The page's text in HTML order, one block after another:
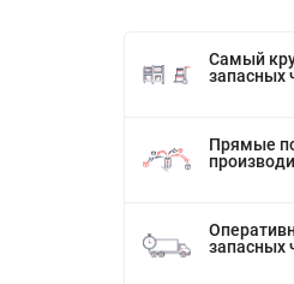
Самый
запасных
Прямые
запасных